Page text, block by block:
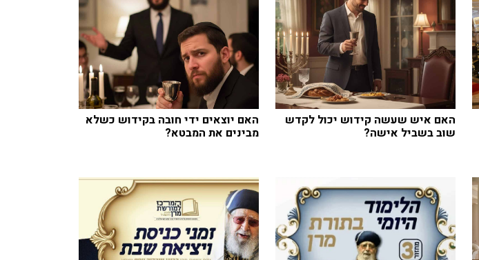
האם איש שעשה קידוש יכול לקדש
שוב בשביל אישה?
האם יוצאים ידי חובה בקידוש כשלא
מבינים את המבטא?